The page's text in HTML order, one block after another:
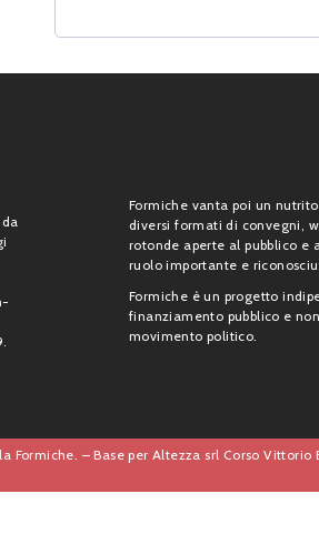
Formiche vanta poi un
diversi formati di convegni,
rotonde aperte al pubblico e
ruolo importante e
Formiche è un progetto
finanziamento pubblico e
movimento politico.
Formiche. – Base per Altezza srl Corso